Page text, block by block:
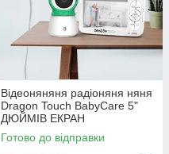
Відеоняняня радіоняня няня
Dragon Touch BabyCare 5"
ДЮЙМІВ ЕКРАН
Готово до відправки